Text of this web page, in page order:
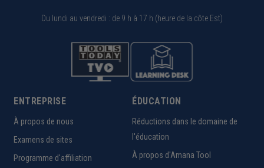
Du lundi au vendredi : de 9 h à 17 h (heure de la côte Est)
ENTREPRISE
À propos de nous
Examens de sites
Programme d'affiliation
ÉDUCATION
Réductions dans le domaine de
l'éducation
À propos d'Amana Tool